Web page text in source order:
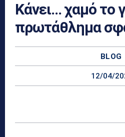
Κάνει… χαμό το
πρωτάθλημα
BLOG
12/04/